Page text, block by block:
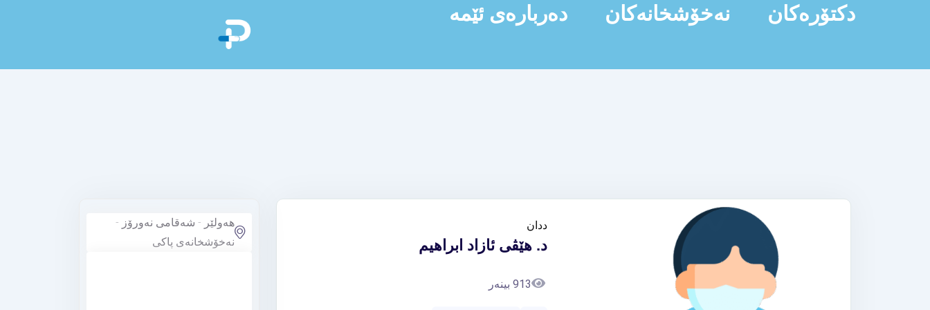
دکتۆرەکان نەخۆشخانەکان دەربارەی ئێمە
ددان
د. هێڤی ئازاد ابراهیم
913 بینەر
هەولێر - شەقامی نەورۆز -
نەخۆشخانەی پاکی